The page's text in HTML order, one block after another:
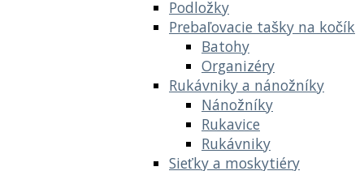
Podložky
Prebaľovacie tašky na kočík
Batohy
Organizéry
Rukávniky a nánožníky
Nánožníky
Rukavice
Rukávniky
Sieťky a moskytiéry